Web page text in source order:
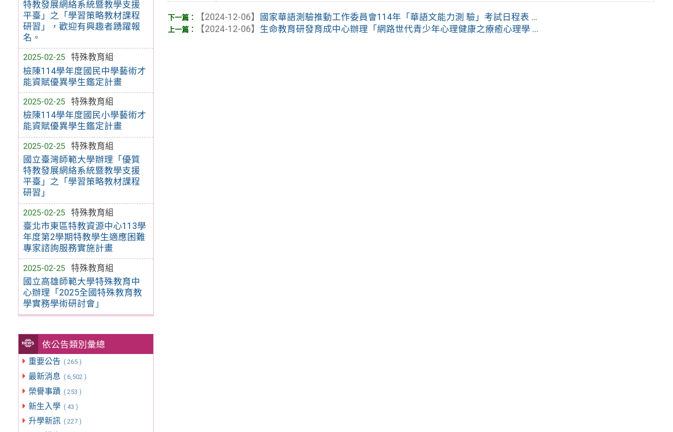
特教發展網絡系統暨教學支援
平臺」之「學習策略教材課程
研習」，歡迎有興趣者踴躍報
名。
2025-02-25
特殊教育組
檢陳114學年度國民中學藝術才
能資賦優異學生鑑定計畫
2025-02-25
特殊教育組
檢陳114學年度國民小學藝術才
能資賦優異學生鑑定計畫
2025-02-25
特殊教育組
國立臺灣師範大學辦理「優質
特教發展網絡系統暨教學支援
平臺」之「學習策略教材課程
研習」
2025-02-25
特殊教育組
臺北市東區特教資源中心113學
年度第2學期特教學生適應困難
專家諮詢服務實施計畫
2025-02-25
特殊教育組
國立高雄師範大學特殊教育中
心辦理「2025全國特殊教育教
學實務學術研討會」
依公告類別彙總
重要公告 ( 265 )
最新消息 ( 6,502 )
榮譽事蹟 ( 253 )
新生入學 ( 43 )
升學新訊 ( 227 )
【2024-12-06】 國家華語測驗推動工作委員會114年「華語文能力測 驗」考試日程表 ...
【2024-12-06】 生命教育研發育成中心辦理「網路世代青少年心理健康之療癒心理學 ...